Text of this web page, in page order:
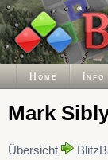
Home Info
Mark
Übersicht